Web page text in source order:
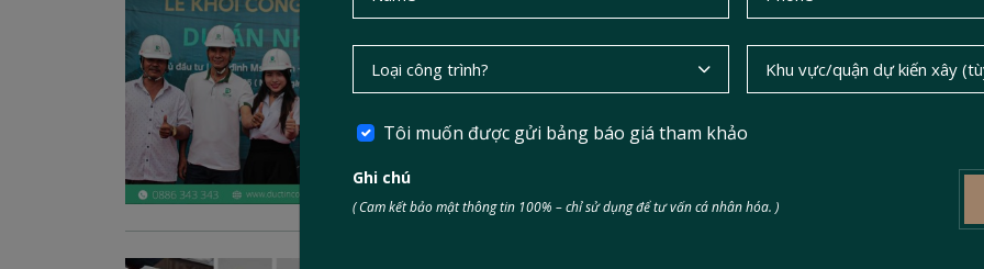
Lễ Khởi công Nhà phố quận 8
Đức Tín Construction khởi công dự án nhà phố Quận 8, 1 trệt 2
tầng, phong cách hiện đại Indochine, cam kết chất lượng – tiến
tiện nghi.
Tôi muốn được gửi bảng báo giá tham khảo
Ghi chú
( Cam kết bảo mật thông tin 100% – chỉ sử dụng để tư vấn cá nhân hóa. )